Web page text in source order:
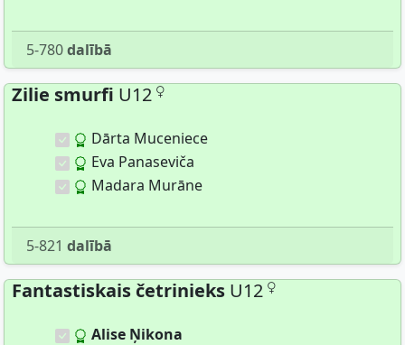
5-780dalībā
Zilie smurfi U12
Dārta Muceniece
Eva Panaseviča
Madara Murāne
5-821 dalībā
Fantastiskais četrinieks U12
Alise Ņikona